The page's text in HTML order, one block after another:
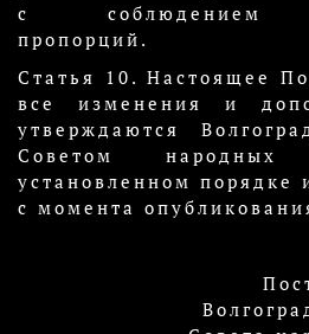
с соблюдением
пропорций.
Статья 10. Настоящее
все изменения и
утверждаются
Советом
установленном порядке
с момента